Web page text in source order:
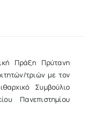
Πράξη Πρύτανη
τριών με τον
Συμβούλιο
Πανεπιστημίου